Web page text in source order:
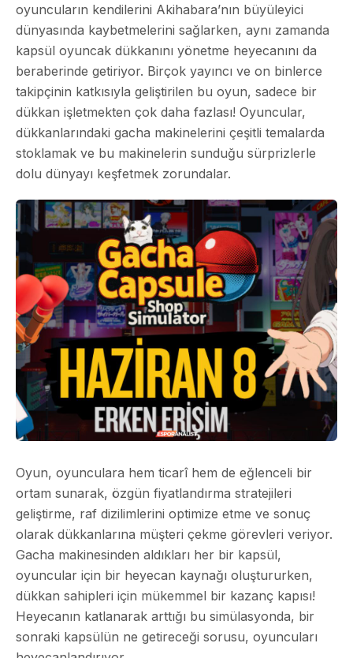
oyuncuların kendilerini Akihabara’nın büyüleyici
dünyasında kaybetmelerini sağlarken, aynı zamanda
kapsül oyuncak dükkanını yönetme heyecanını da
beraberinde getiriyor. Birçok yayıncı ve on binlerce
takipçinin katkısıyla geliştirilen bu oyun, sadece bir
dükkan işletmekten çok daha fazlası! Oyuncular,
dükkanlarındaki gacha makinelerini çeşitli temalarda
stoklamak ve bu makinelerin sunduğu sürprizlerle
dolu dünyayı keşfetmek zorundalar.
Oyun, oyunculara hem ticarî hem de eğlenceli bir
ortam sunarak, özgün fiyatlandırma stratejileri
geliştirme, raf dizilimlerini optimize etme ve sonuç
olarak dükkanlarına müşteri çekme görevleri veriyor.
Gacha makinesinden aldıkları her bir kapsül,
oyuncular için bir heyecan kaynağı oluştururken,
dükkan sahipleri için mükemmel bir kazanç kapısı!
Heyecanın katlanarak arttığı bu simülasyonda, bir
sonraki kapsülün ne getireceği sorusu, oyuncuları